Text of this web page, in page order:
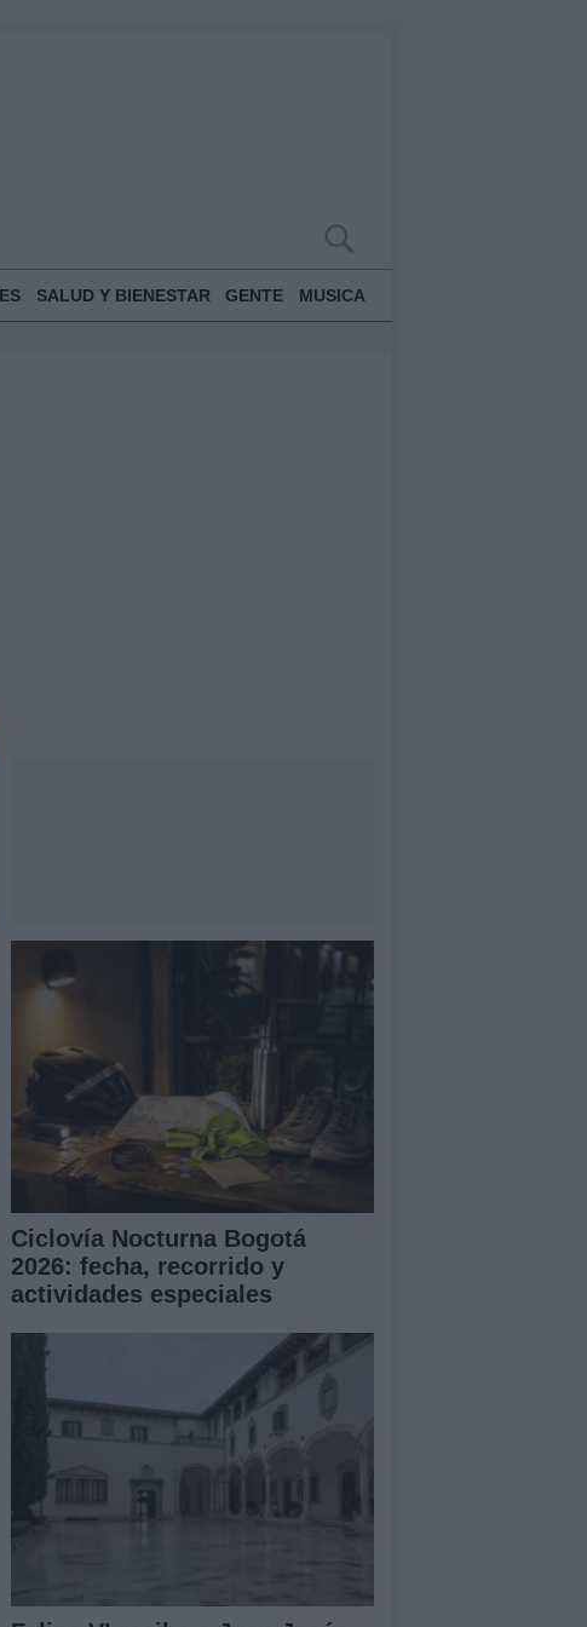
SALUD Y BIENESTAR GENTE MUSICA
Ciclovía Nocturna Bogotá
2026: fecha, recorrido y
actividades especiales